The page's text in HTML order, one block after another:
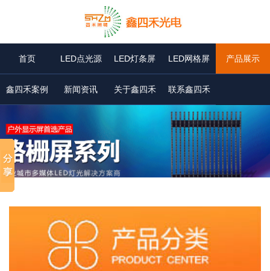
首页 LED点光源 LED灯条屏 LED网格屏 产品展示
鑫四禾案例 新闻资讯 关于鑫四禾 联系鑫四禾